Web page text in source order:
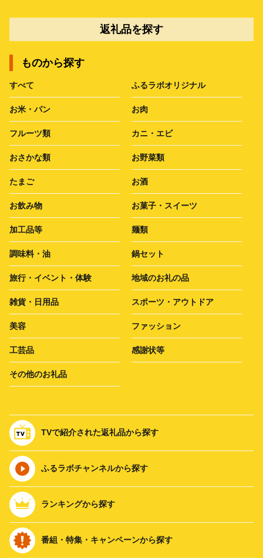
返礼品を探す
ものから探す
すべて ふるラボオリジナル
お米・パン お肉
フルーツ類 カニ・エビ
おさかな類 お野菜類
たまご お酒
お飲み物 お菓子・スイーツ
加工品等 麺類
調味料・油 鍋セット
旅行・イベント・体験 地域のお礼の品
雑貨・日用品 スポーツ・アウトドア
美容 ファッション
工芸品 感謝状等
その他のお礼品
TVで紹介された返礼品から探す
ふるラボチャンネルから探す
ランキングから探す
番組・特集・キャンペーンから探す